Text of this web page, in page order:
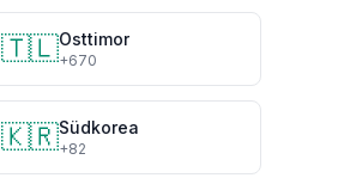
🇹🇱Osttimor
+670
🇰🇷Südkorea
+82